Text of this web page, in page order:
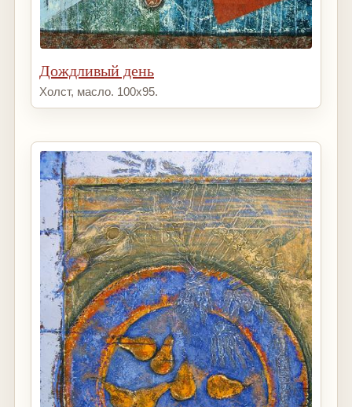
Дождливый день
Холст, масло. 100х95.